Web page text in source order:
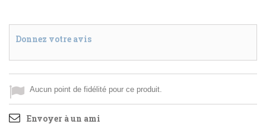
Donnez votre avis
Aucun point de fidélité pour ce produit.
Envoyer à un ami